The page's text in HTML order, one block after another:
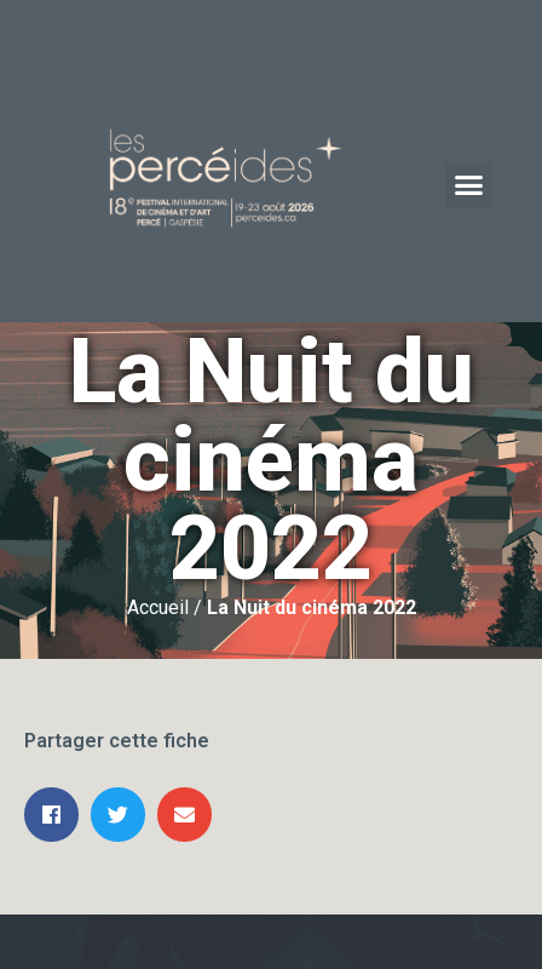
La Nuit du
cinéma
2022
Accueil/La Nuit du cinéma 2022
Partager cette fiche